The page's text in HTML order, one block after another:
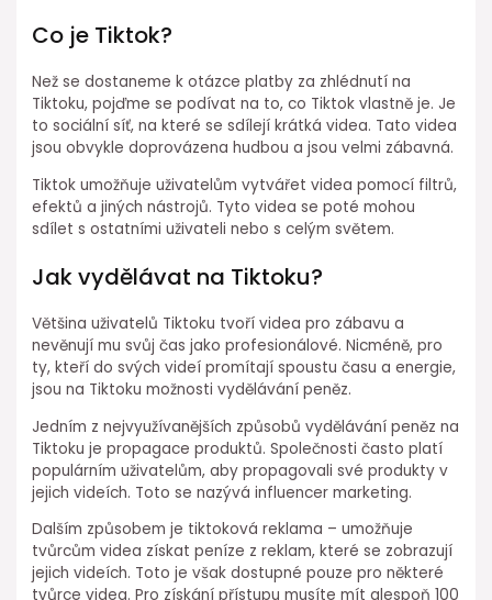
Co je Tiktok?
Než se dostaneme k otázce platby za zhlédnutí na
Tiktoku, pojďme se podívat na to, co Tiktok vlastně je. Je
to sociální síť, na které se sdílejí krátká videa. Tato videa
jsou obvykle doprovázena hudbou a jsou velmi zábavná.
Tiktok umožňuje uživatelům vytvářet videa pomocí filtrů,
efektů a jiných nástrojů. Tyto videa se poté mohou
sdílet s ostatními uživateli nebo s celým světem.
Jak vydělávat na Tiktoku?
Většina uživatelů Tiktoku tvoří videa pro zábavu a
nevěnují mu svůj čas jako profesionálové. Nicméně, pro
ty, kteří do svých videí promítají spoustu času a energie,
jsou na Tiktoku možnosti vydělávání peněz.
Jedním z nejvyužívanějších způsobů vydělávání peněz na
Tiktoku je propagace produktů. Společnosti často platí
populárním uživatelům, aby propagovali své produkty v
jejich videích. Toto se nazývá influencer marketing.
Dalším způsobem je tiktoková reklama – umožňuje
tvůrcům videa získat peníze z reklam, které se zobrazují
jejich videích. Toto je však dostupné pouze pro některé
tvůrce videa. Pro získání přístupu musíte mít alespoň 100